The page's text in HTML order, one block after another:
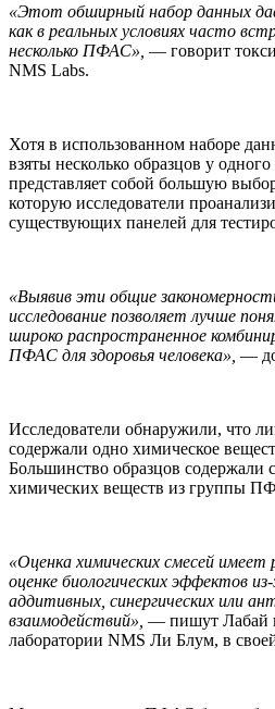
«Этот обширный набор данных
как в реальных условиях часто
несколько ПФАС», — говорит
NMS Labs.
Хотя в использованном наборе
взяты несколько образцов у
представляет собой большую
которую исследователи
существующих панелей для
«Выявив эти общие
исследование позволяет лучше
широко распространенное
ПФАС для здоровья человека», —
Исследователи обнаружили, что
содержали одно химическое
Большинство образцов содержали
химических веществ из группы
«Оценка химических смесей
оценке биологических эффектов
аддитивных, синергических или
взаимодействий», — пишут Лабай и
лаборатории NMS Ли Блум, в своей